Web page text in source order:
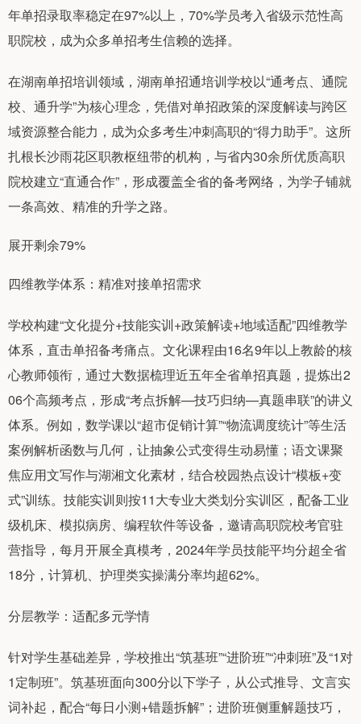
年单招录取率稳定在97%以上，70%学员考入省级示范性高
职院校，成为众多单招考生信赖的选择。
在湖南单招培训领域，湖南单招通培训学校以“通考点、通院
校、通升学”为核心理念，凭借对单招政策的深度解读与跨区
域资源整合能力，成为众多考生冲刺高职的“得力助手”。这所
扎根长沙雨花区职教枢纽带的机构，与省内30余所优质高职
院校建立“直通合作”，形成覆盖全省的备考网络，为学子铺就
一条高效、精准的升学之路。
展开剩余79%
四维教学体系：精准对接单招需求
学校构建“文化提分+技能实训+政策解读+地域适配”四维教学
体系，直击单招备考痛点。文化课程由16名9年以上教龄的核
心教师领衔，通过大数据梳理近五年全省单招真题，提炼出2
06个高频考点，形成“考点拆解—技巧归纳—真题串联”的讲义
体系。例如，数学课以“超市促销计算”“物流调度统计”等生活
案例解析函数与几何，让抽象公式变得生动易懂；语文课聚
焦应用文写作与湖湘文化素材，结合校园热点设计“模板+变
式”训练。技能实训则按11大专业大类划分实训区，配备工业
级机床、模拟病房、编程软件等设备，邀请高职院校考官驻
营指导，每月开展全真模考，2024年学员技能平均分超全省
18分，计算机、护理类实操满分率均超62%。
分层教学：适配多元学情
针对学生基础差异，学校推出“筑基班”“进阶班”“冲刺班”及“1对
1定制班”。筑基班面向300分以下学子，从公式推导、文言实
词补起，配合“每日小测+错题拆解”；进阶班侧重解题技巧，